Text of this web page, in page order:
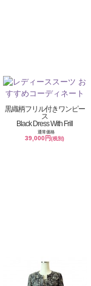
黒織柄フリル付きワンピー
ス
Black Dress With Frill
通常価格
39,000円(税別)